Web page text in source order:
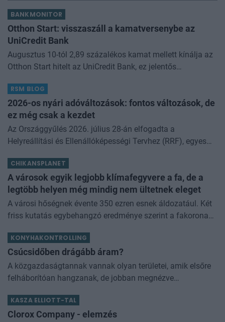
BANKMONITOR
Otthon Start: visszaszáll a kamatversenybe az
UniCredit Bank
Augusztus 10-tól 2,89 százalékos kamat mellett kínálja az
Otthon Start hitelt az UniCredit Bank, ez jelentős
kamathoz képest. De arról sem s
RSM BLOG
2026-os nyári adóváltozások: fontos változások, de
ez még csak a kezdet
Az Országgyűlés 2026. július 28-án elfogadta a
Helyreállítási és Ellenállóképességi Tervhez (RRF), egyes
kapcsolódó adóintézkedésekről, v
CHIKANSPLANET
A városok egyik legjobb klímafegyvere a fa, de a
legtöbb helyen még mindig nem ültetnek eleget
A városi hőségnek évente 350 ezren esnek áldozatául. Két
friss kutatás egybehangzó eredménye szerint a fakorona
KONYHAKONTROLLING
Csúcsidőben drágább áram?
A közgazdaságtannak vannak olyan területei, amik elsőre
felháborítóan hangzanak, de jobban megnézve
némi kellemetlenséggel is járnak. Az
KASZA ELLIOTT-TAL
Clorox Company - elemzés